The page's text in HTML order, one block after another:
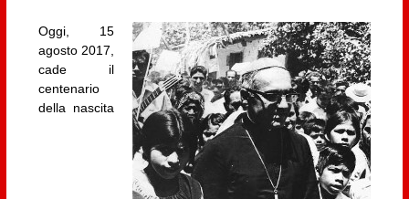
Oggi, 15
agosto 2017,
cade il
centenario
della nascita